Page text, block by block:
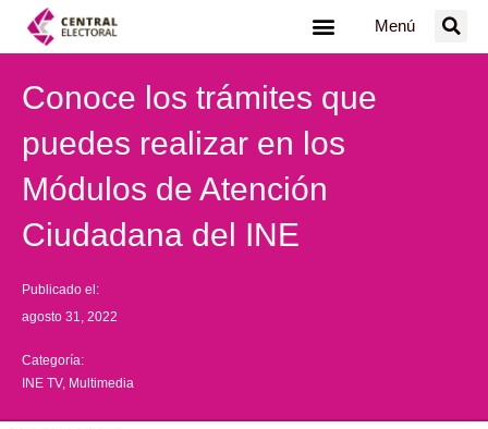
Menú
Conoce los trámites que
puedes realizar en los
Módulos de Atención
Ciudadana del INE
Publicado el:
agosto 31, 2022
Categoría:
INE TV, Multimedia